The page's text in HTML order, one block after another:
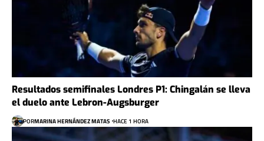
Resultados semifinales Londres P1: Chingalán se lleva
el duelo ante Lebron-Augsburger
PORMARINA HERNÁNDEZ MATAS HACE 1 HORA